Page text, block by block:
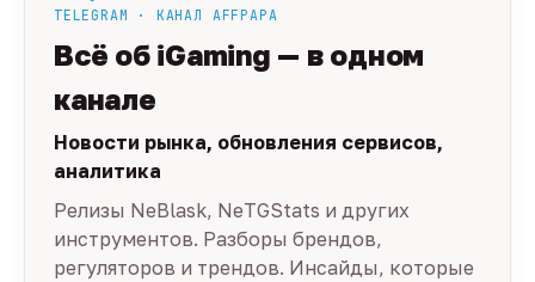
TELEGRAM · КАНАЛ AFFPAPA
Всё об iGaming — в одном
канале
Новости рынка, обновления сервисов,
аналитика
Релизы NeBlask, NeTGStats и других
инструментов. Разборы брендов,
регуляторов и трендов. Инсайды, которые